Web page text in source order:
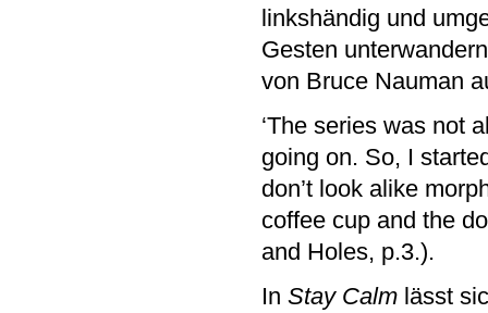
linkshändig und
Gesten
von Bruce Nauman
‘The series was not
going on. So, I
don’t look alike
coffee cup and the
and Holes, p.3.).
In Stay Calm lässt